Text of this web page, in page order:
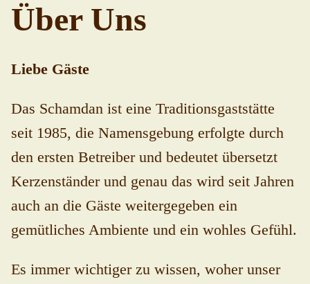
Über Uns
Liebe Gäste
Das Schamdan ist eine Traditionsgaststätte
seit 1985, die Namensgebung erfolgte durch
den ersten Betreiber und bedeutet übersetzt
Kerzenständer und genau das wird seit Jahren
auch an die Gäste weitergegeben ein
gemütliches Ambiente und ein wohles Gefühl.
Es immer wichtiger zu wissen, woher unser